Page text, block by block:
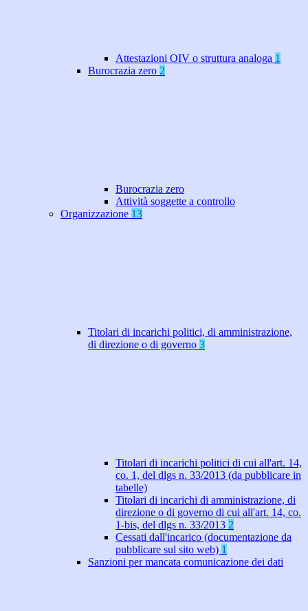
Attestazioni OIV o struttura analoga 1
Burocrazia zero 2
Burocrazia zero
Attività soggette a controllo
Organizzazione 13
Titolari di incarichi politici, di amministrazione,
di direzione o di governo 3
Titolari di incarichi politici di cui all'art. 14,
co. 1, del dlgs n. 33/2013 (da pubblicare in
tabelle)
Titolari di incarichi di amministrazione, di
direzione o di governo di cui all'art. 14, co.
1-bis, del dlgs n. 33/2013 2
Cessati dall'incarico (documentazione da
pubblicare sul sito web) 1
Sanzioni per mancata comunicazione dei dati